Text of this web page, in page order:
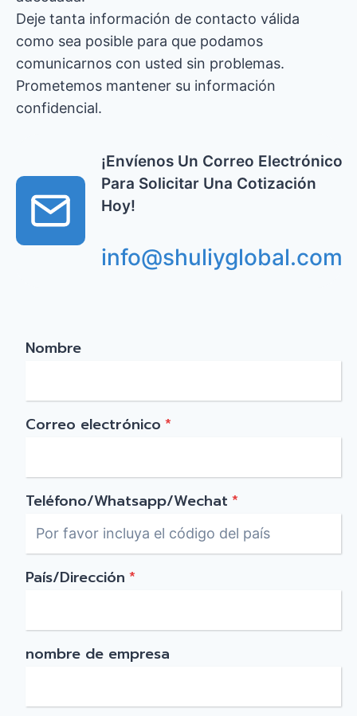
Deje tanta información de contacto válida
como sea posible para que podamos
comunicarnos con usted sin problemas.
Prometemos mantener su información
confidencial.
¡Envíenos Un Correo Electrónico
Para Solicitar Una Cotización
Hoy!
info@shuliyglobal.com
Nombre
Correo electrónico *
Teléfono/Whatsapp/Wechat *
País/Dirección *
nombre de empresa